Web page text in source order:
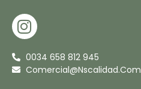
I
N
S
T
0034 658 812 945
Comercial@nscalidad.com